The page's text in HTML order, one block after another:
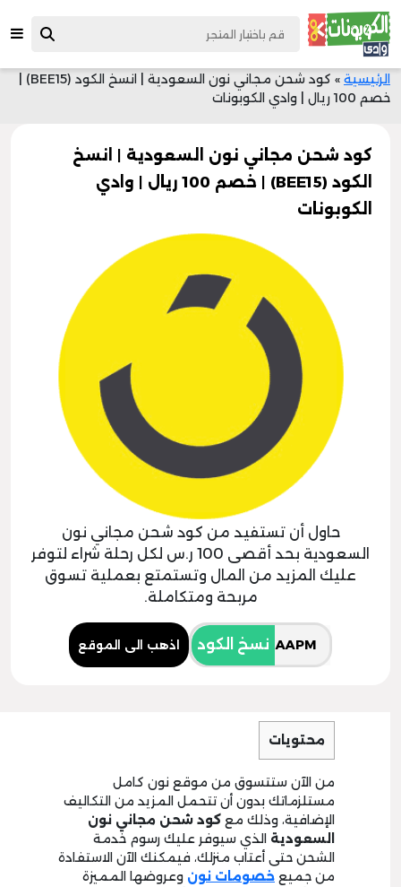
الرئيسية »
كود شحن مجاني نون السعودية | انسخ الكود (BEE15) |
خصم 100 ريال | وادي الكوبونات
كود شحن مجاني نون السعودية | انسخ
الكود (BEE15) | خصم 100 ريال | وادي
الكوبونات
حاول أن تستفيد من كود شحن مجاني نون
السعودية بحد أقصى 100 ر.س لكل رحلة شراء لتوفر
عليك المزيد من المال وتستمتع بعملية تسوق
مربحة ومتكاملة.
نسخ الكود اذهب الى الموقع
محتويات
من الآن ستتسوق من موقع نون كامل
مستلزماتك بدون أن تتحمل المزيد من التكاليف
الإضافية، وذلك مع كود شحن مجاني نون
السعودية الذي سيوفر عليك رسوم خدمة
الشحن حتى أعتاب منزلك، فيمكنك الآن الاستفادة
من جميع خصومات نون وعروضها المميزة